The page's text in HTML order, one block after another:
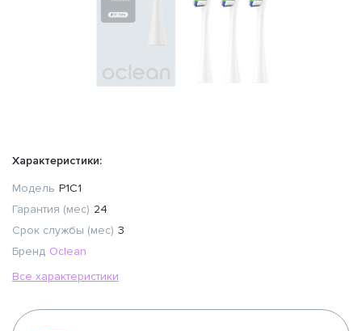
Характеристики:
Модель P1C1
Гарантия (мес) 24
Срок службы (мес) 3
Бренд Oclean
Все характеристики